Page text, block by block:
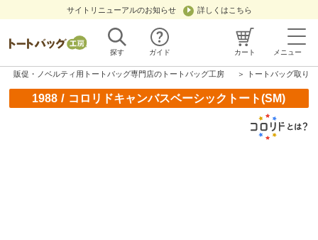
サイトリニューアルのお知らせ 詳しくはこちら
探す ガイド カート メニュー
販促・ノベルティ用トートバッグ専門店のトートバッグ工房 ＞ トートバッグ取り
1988 / コロリドキャンバスベーシックトート(SM)